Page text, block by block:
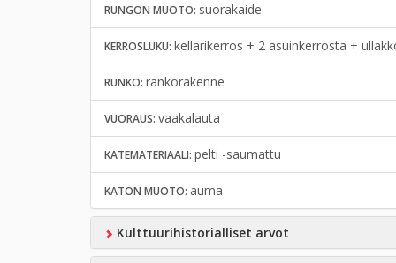
RUNGON MUOTO: suorakaide
KERROSLUKU: kellarikerros + 2 asuinkerrosta +
RUNKO: rankorakenne
VUORAUS: vaakalauta
KATEMATERIAALI: pelti -saumattu
KATON MUOTO: auma
Kulttuurihistorialliset arvot